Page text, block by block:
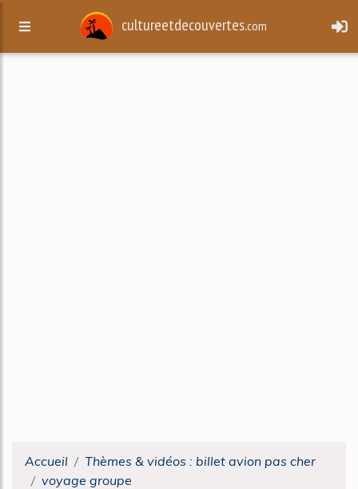
cultureetdecouvertes.com
Accueil
Thèmes & vidéos : billet avion pas cher
voyage groupe